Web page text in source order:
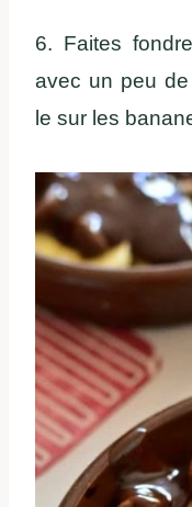
6. Faites
avec un peu
le sur les